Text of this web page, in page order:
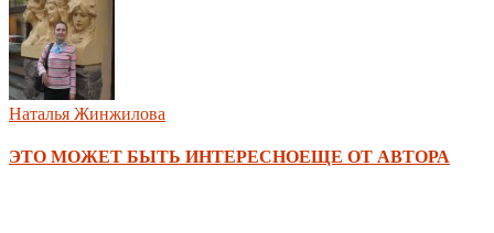
Наталья Жинжилова
ЭТО МОЖЕТ БЫТЬ ИНТЕРЕСНОЕЩЕ ОТ АВТОРА